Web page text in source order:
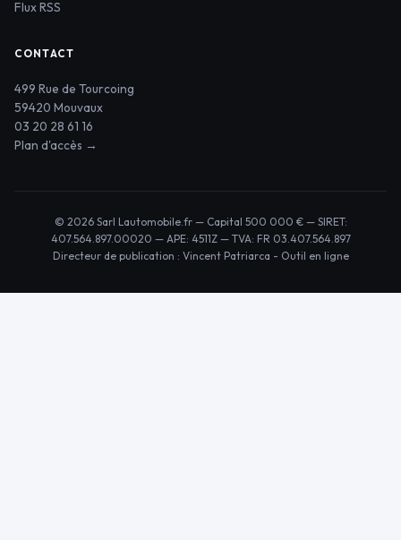
Flux RSS
CONTACT
499 Rue de Tourcoing
59420 Mouvaux
03 20 28 61 16
Plan d'accès →
© 2026 Sarl Lautomobile.fr — Capital 500 000 € — SIRET:
407.564.897.00020 — APE: 4511Z — TVA: FR 03.407.564.897
Directeur de publication : Vincent Patriarca - Outil en ligne